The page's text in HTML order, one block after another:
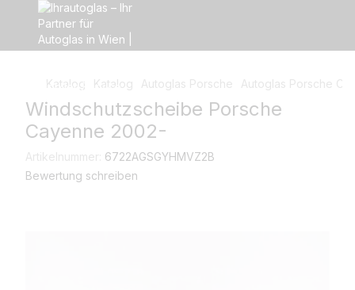
Katalog Katalog Autoglas Porsche Autoglas Porsche
Windschutzscheibe Porsche
Cayenne 2002-
Artikelnummer:
6722AGSGYHMVZ2B
Bewertung schreiben